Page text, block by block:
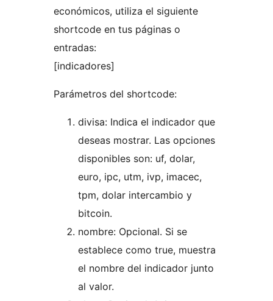
económicos, utiliza el siguiente
shortcode en tus páginas o
entradas:
[indicadores]
Parámetros del shortcode:
divisa: Indica el indicador que
deseas mostrar. Las opciones
disponibles son: uf, dolar,
euro, ipc, utm, ivp, imacec,
tpm, dolar intercambio y
bitcoin.
nombre: Opcional. Si se
establece como true, muestra
el nombre del indicador junto
al valor.